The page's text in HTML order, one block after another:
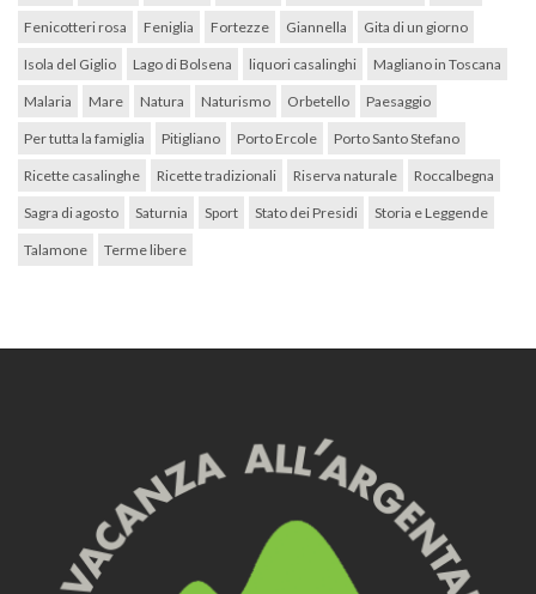
Fenicotteri rosa Feniglia Fortezze Giannella Gita di un giorno
Isola del Giglio Lago di Bolsena liquori casalinghi Magliano in Toscana
Malaria Mare Natura Naturismo Orbetello Paesaggio
Per tutta la famiglia Pitigliano Porto Ercole Porto Santo Stefano
Ricette casalinghe Ricette tradizionali Riserva naturale Roccalbegna
Sagra di agosto Saturnia Sport Stato dei Presidi Storia e Leggende
Talamone Terme libere